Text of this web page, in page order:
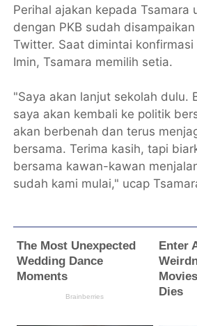
Perihal ajakan kepada Tsamara
dengan PKB sudah
Twitter. Saat dimintai
Imin, Tsamara memilih setia.
"Saya akan lanjut sekolah dulu.
saya akan kembali ke politik
akan berbenah dan terus
bersama. Terima kasih, tapi
bersama kawan-kawan
sudah kami mulai," ucap